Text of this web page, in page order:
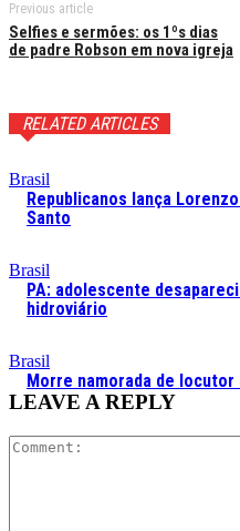
Previous article
Selfies e sermões: os 1ºs dias
de padre Robson em nova igreja
RELATED ARTICLES
Brasil
Republicanos lança
Santo
Brasil
PA: adolescente
hidroviário
Brasil
Morre namorada de
LEAVE A REPLY